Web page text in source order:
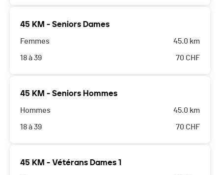
45 KM - Seniors Dames
Femmes
18 à 39
45.0 km
70 CHF
45 KM - Seniors Hommes
Hommes
18 à 39
45.0 km
70 CHF
45 KM - Vétérans Dames 1